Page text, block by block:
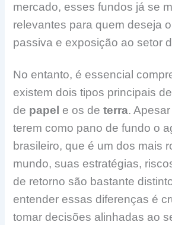
mercado, esses fundos já se
relevantes para quem deseja
passiva e exposição ao setor
No entanto, é essencial
existem dois tipos principais
de papel e os deterra.
terem como pano de fundo o
brasileiro, que é um dos mais
mundo, suas estratégias,
de retorno são bastante
entender essas diferenças é
tomar decisões alinhadas ao